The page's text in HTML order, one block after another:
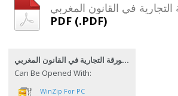
التجارية في القانون المغربي
PDF (.PDF)
إنشاء الورقة التجارية في القانون المغربي
Can Be Opened With:
WinZip For PC